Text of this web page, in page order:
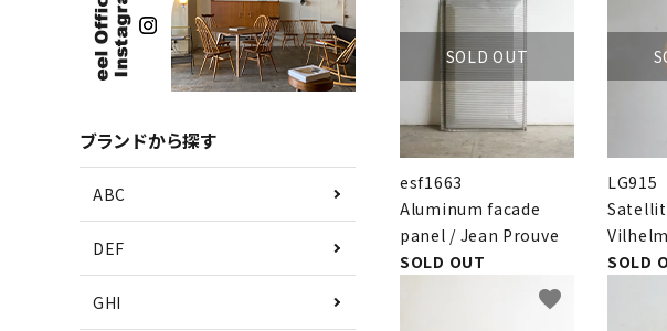
SOLD OUT
esf1663
Aluminum facade
panel / Jean Prouve
SOLD OUT
LG915
SOLD
favorite
ブランドから探す
ABC
DEF
GHI